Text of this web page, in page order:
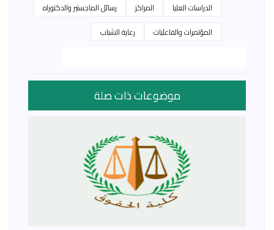
الدراسات العليا
المراكز
رسائل الماجستير والدكتوراه
المؤتمرات والفاعليات
رعاية الشباب
موضوعات ذات صلة